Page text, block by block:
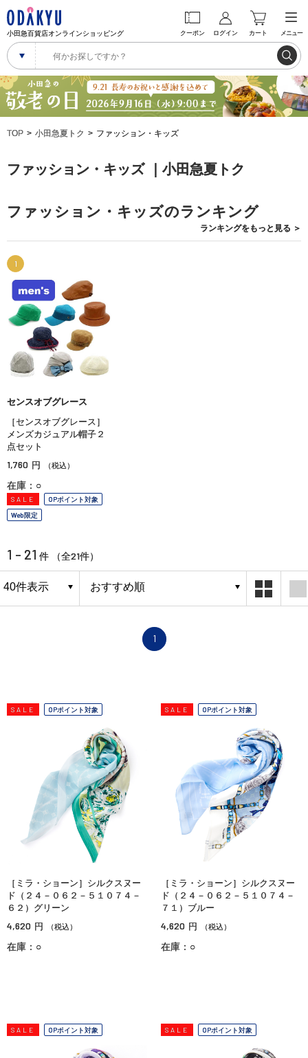
小田急百貨店オンラインショッピング クーポン ログイン カート メニュー
TOP 小田急夏トク ファッション・キッズ
ファッション・キッズ ｜小田急夏トク
ファッション・キッズのランキング
ランキングをもっと見る ＞
1
センスオブグレース
［センスオブグレース］
メンズカジュアル帽子２
点セット
1,760 円 （税込）
在庫：○
SALE
OPポイント対象
Web限定
1 - 21 件 （全21件）
1
SALE OPポイント対象
［ミラ・ショーン］シルクスヌー
ド（２４－０６２－５１０７４－
６２）グリーン
4,620 円 （税込）
在庫：○
SALE OPポイント対象
［ミラ・ショーン］シルクスヌー
ド（２４－０６２－５１０７４－
７１）ブルー
4,620 円 （税込）
在庫：○
SALE OPポイント対象 SALE OPポイント対象